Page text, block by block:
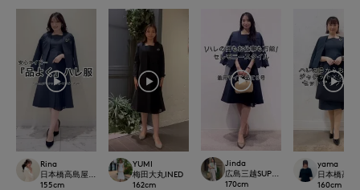
Rina
日本橋高島屋M Maglie le cassetto
155cm
YUMI
梅田大丸INED
162cm
Jinda
広島三越SUPERIORCLOSET
170cm
yama
日本橋高島
160cm